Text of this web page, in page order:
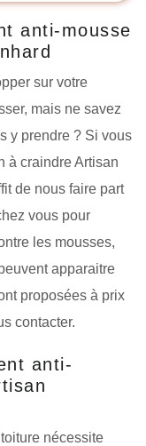
anti-mousse
sur votre
mais ne savez
y prendre ? Si vous
à craindre Artisan
de nous faire part
vous pour
les mousses,
apparaitre
proposées à prix
contacter.
anti-
nécessite